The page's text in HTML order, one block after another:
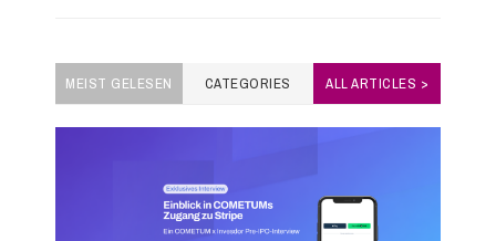
t
s
MEIST GELESEN CATEGORIES ALL ARTICLES >